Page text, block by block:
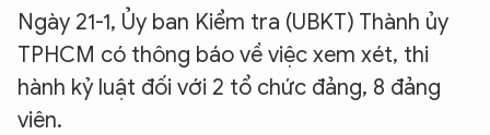
Ngày 21-1, Ủy ban Kiểm tra (UBKT) Thành ủy
TPHCM có thông báo về việc xem xét, thi
hành kỷ luật đối với 2 tổ chức đảng, 8 đảng
viên.